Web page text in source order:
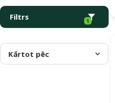
Filtrs 1
Kārtot pēc